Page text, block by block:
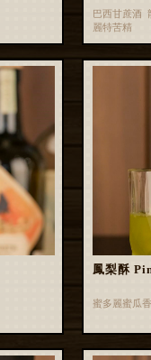
巴西甘蔗酒
麗特苦精
鳳梨酥
蜜多麗蜜瓜